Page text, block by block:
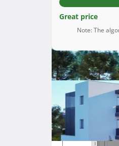
Great price
Note: The
Description
II, poznatije kao
dvojne i jednoj
stambeno